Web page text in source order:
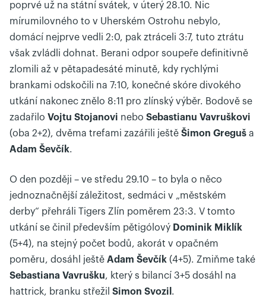
poprvé už na státní svátek, v úterý 28.10. Nic
mírumilovného to v Uherském Ostrohu nebylo,
domácí nejprve vedli 2:0, pak ztráceli 3:7, tuto ztrátu
však zvládli dohnat. Berani odpor soupeře definitivně
zlomili až v pětapadesáté minutě, kdy rychlými
brankami odskočili na 7:10, konečné skóre divokého
utkání nakonec znělo 8:11 pro zlínský výběr. Bodově se
zadařilo Vojtu Stojanovi nebo Sebastianu Vavruškovi
(oba 2+2), dvěma trefami zazářili ještě Šimon Greguš a
Adam Ševčík.
O den později – ve středu 29.10 – to byla o něco
jednoznačnější záležitost, sedmáci v „městském
derby“ přehráli Tigers Zlín poměrem 23:3. V tomto
utkání se činil především pětigólový Dominik Miklík
(5+4), na stejný počet bodů, akorát v opačném
poměru, dosáhl ještě Adam Ševčík (4+5). Zmiňme také
Sebastiana Vavrušku, který s bilancí 3+5 dosáhl na
hattrick, branku střežil Simon Svozil .